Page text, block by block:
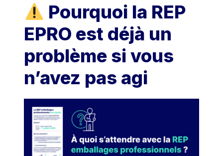
Pourquoi la REP
EPRO est déjà un
problème si vous
n’avez pas agi